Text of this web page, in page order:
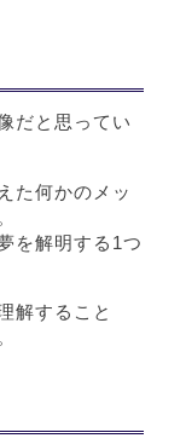
だと思ってい
た何かのメッ
を解明する1つ
解すること